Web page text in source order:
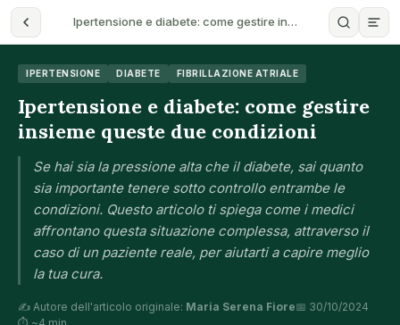
Ipertensione e diabete: come gestire in…
IPERTENSIONE DIABETE FIBRILLAZIONE ATRIALE
Ipertensione e diabete: come gestire
insieme queste due condizioni
Se hai sia la pressione alta che il diabete, sai quanto
sia importante tenere sotto controllo entrambe le
condizioni. Questo articolo ti spiega come i medici
affrontano questa situazione complessa, attraverso il
caso di un paziente reale, per aiutarti a capire meglio
la tua cura.
✍️ Autore dell'articolo originale: Maria Serena Fiore📅 30/10/2024